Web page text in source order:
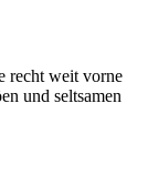
recht weit vorne
und seltsamen